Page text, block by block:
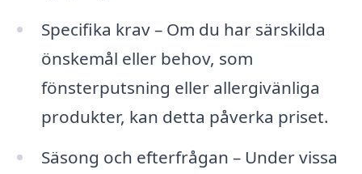
Specifika krav – Om du har särskilda
önskemål eller behov, som
fönsterputsning eller allergivänliga
produkter, kan detta påverka priset.
Säsong och efterfrågan – Under vissa